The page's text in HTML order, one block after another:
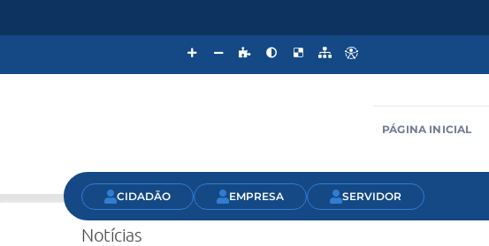
PÁGINA INICIAL
CIDADÃO EMPRESA SERVIDOR
Notícias